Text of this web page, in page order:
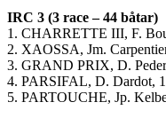
IRC 3 (3 race – 44 båtar)
1. CHARRETTE III, F.
2. XAOSSA, Jm.
3. GRAND PRIX, D.
4. PARSIFAL, D. Dardot,
5. PARTOUCHE, Jp.